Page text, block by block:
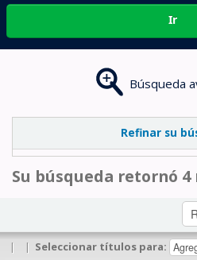
Ir
Búsqueda
Refinar su
Su búsqueda retornó
| | Seleccionar títulos para: